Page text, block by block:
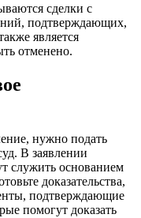
сделки с
подтверждающих,
является
отменено.
нужно подать
В заявлении
служить основанием
доказательства,
подтверждающие
помогут доказать